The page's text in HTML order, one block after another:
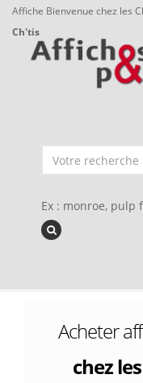
Affiche Bienvenue chez les
Ch'tis
Ex : monroe, pulp
Acheter
chez